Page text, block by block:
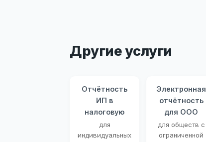
Другие услуги
Отчётность
ИП в
налоговую
для
индивидуальных
Электронная
отчётность
для ООО
для обществ с
ограниченной